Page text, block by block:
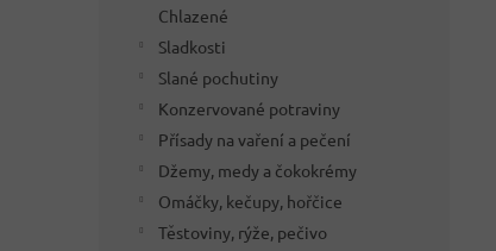
Chlazené
Sladkosti
Slané pochutiny
Konzervované potraviny
Přísady na vaření a pečení
Džemy, medy a čokokrémy
Omáčky, kečupy, hořčice
Těstoviny, rýže, pečivo